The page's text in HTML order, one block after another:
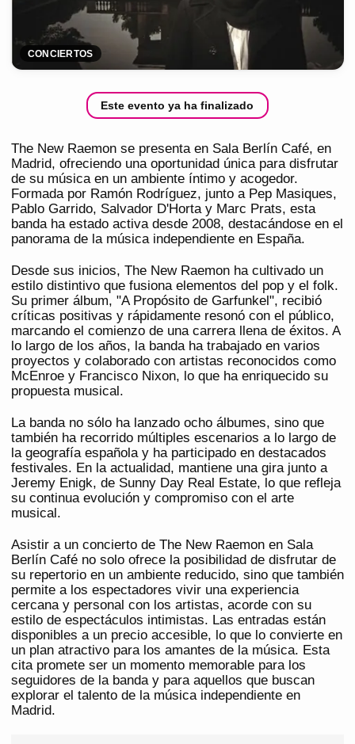
CONCIERTOS
Este evento ya ha finalizado
The New Raemon se presenta en Sala Berlín Café, en
Madrid, ofreciendo una oportunidad única para disfrutar
de su música en un ambiente íntimo y acogedor.
Formada por Ramón Rodríguez, junto a Pep Masiques,
Pablo Garrido, Salvador D'Horta y Marc Prats, esta
banda ha estado activa desde 2008, destacándose en el
panorama de la música independiente en España.
Desde sus inicios, The New Raemon ha cultivado un
estilo distintivo que fusiona elementos del pop y el folk.
Su primer álbum, "A Propósito de Garfunkel", recibió
críticas positivas y rápidamente resonó con el público,
marcando el comienzo de una carrera llena de éxitos. A
lo largo de los años, la banda ha trabajado en varios
proyectos y colaborado con artistas reconocidos como
McEnroe y Francisco Nixon, lo que ha enriquecido su
propuesta musical.
La banda no sólo ha lanzado ocho álbumes, sino que
también ha recorrido múltiples escenarios a lo largo de
la geografía española y ha participado en destacados
festivales. En la actualidad, mantiene una gira junto a
Jeremy Enigk, de Sunny Day Real Estate, lo que refleja
su continua evolución y compromiso con el arte
musical.
Asistir a un concierto de The New Raemon en Sala
Berlín Café no solo ofrece la posibilidad de disfrutar de
su repertorio en un ambiente reducido, sino que también
permite a los espectadores vivir una experiencia
cercana y personal con los artistas, acorde con su
estilo de espectáculos intimistas. Las entradas están
disponibles a un precio accesible, lo que lo convierte en
un plan atractivo para los amantes de la música. Esta
cita promete ser un momento memorable para los
seguidores de la banda y para aquellos que buscan
explorar el talento de la música independiente en
Madrid.